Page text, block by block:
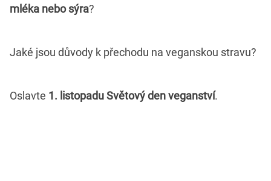
mléka nebo sýra?
Jaké jsou důvody k přechodu na veganskou stravu?
Oslavte 1. listopadu Světový den veganství.